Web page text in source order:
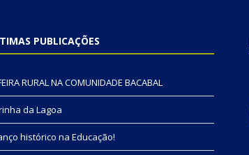
PUBLICAÇÕES
RURAL NA COMUNIDADE BACABAL
da Lagoa
histórico na Educação!